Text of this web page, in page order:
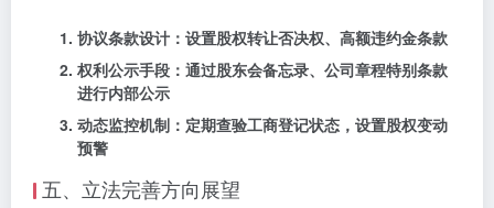
协议条款设计： 设置股权转让否决权、高额违约金条款
权利公示手段： 通过股东会备忘录、公司章程特别条款
进行内部公示
动态监控机制： 定期查验工商登记状态，设置股权变动
预警
五、立法完善方向展望